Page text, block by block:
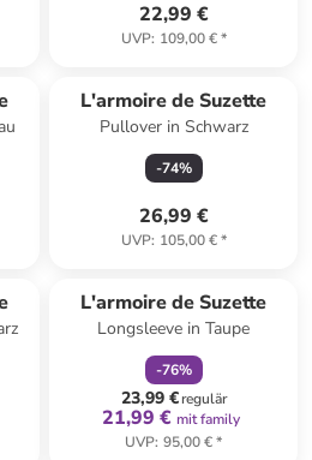
22,99 €
UVP: 109,00 €*
L'armoire de Suzette
Pullover in Schwarz
-74%
26,99 €
UVP: 105,00 €*
L'armoire de Suzette
Longsleeve in Taupe
-76%
23,99 €regulär
21,99 € mit family
UVP: 95,00 €*